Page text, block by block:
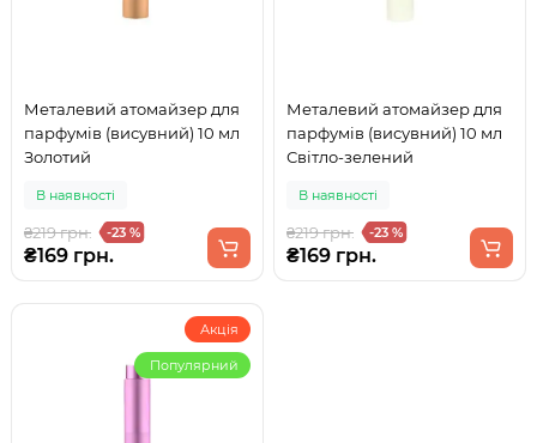
Металевий атомайзер для
парфумів (висувний) 10 мл
Золотий
В наявності
₴219 грн. -23 %
₴169 грн.
Металевий атомайзер для
парфумів (висувний) 10 мл
Світло-зелений
В наявності
₴219 грн. -23 %
₴169 грн.
Акція
Популярний